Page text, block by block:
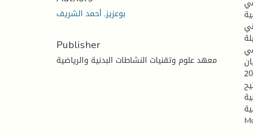
بوعزيز, أحمد الشريف
Publisher
معهد علوم وتقنيات النشاطات البدنية والرياضية
إلى غاية ماي 2016.